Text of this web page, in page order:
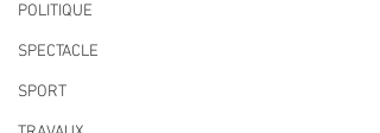
POLITIQUE
SPECTACLE
SPORT